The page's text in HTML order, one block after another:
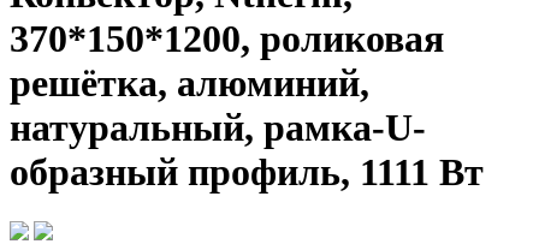
370*150*1200, роликовая
решётка, алюминий,
натуральный, рамка-U-
образный профиль, 1111 Вт